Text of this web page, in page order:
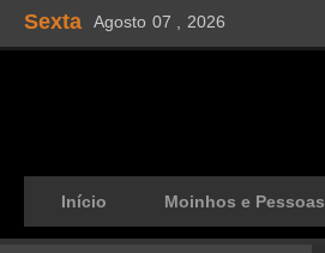
Sexta Agosto 07 , 2026
Início Moinhos e Pessoas